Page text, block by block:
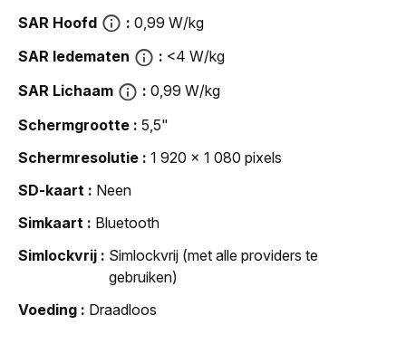
SAR Hoofd
0,99 W/kg
SAR ledematen
<4 W/kg
SAR Lichaam
0,99 W/kg
Schermgrootte
5,5"
Schermresolutie
1 920 x 1 080 pixels
SD-kaart
Neen
Simkaart
Bluetooth
Simlockvrij
Simlockvrij (met alle providers te
gebruiken)
Voeding
Draadloos